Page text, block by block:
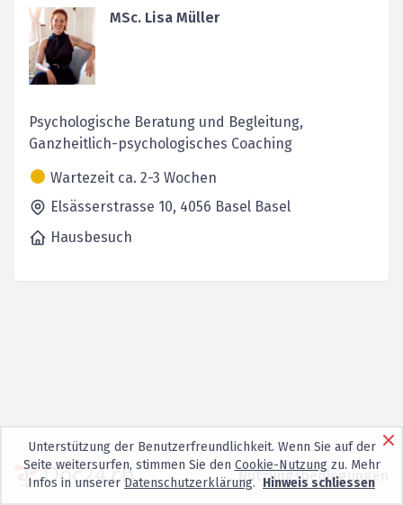
MSc. Lisa Müller
Psychologische Beratung und Begleitung,
Ganzheitlich-psychologisches Coaching
Wartezeit ca. 2-3 Wochen
Elsässerstrasse 10, 4056 Basel Basel
Hausbesuch
Nutzungsbedingungen
Unterstützung der Benutzerfreundlichkeit. Wenn Sie auf der
Seite weitersurfen, stimmen Sie den Cookie-Nutzungzu. Mehr
Infos in unserer Datenschutzerklärung. Hinweis schliessen